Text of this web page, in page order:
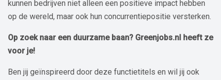
kunnen bedrijven niet alleen een positieve impact hebben
op de wereld, maar ook hun concurrentiepositie versterken.
Op zoek naar een duurzame baan? Greenjobs.nl heeft ze
voor je!
Ben jij geïnspireerd door deze functietitels en wil jij ook